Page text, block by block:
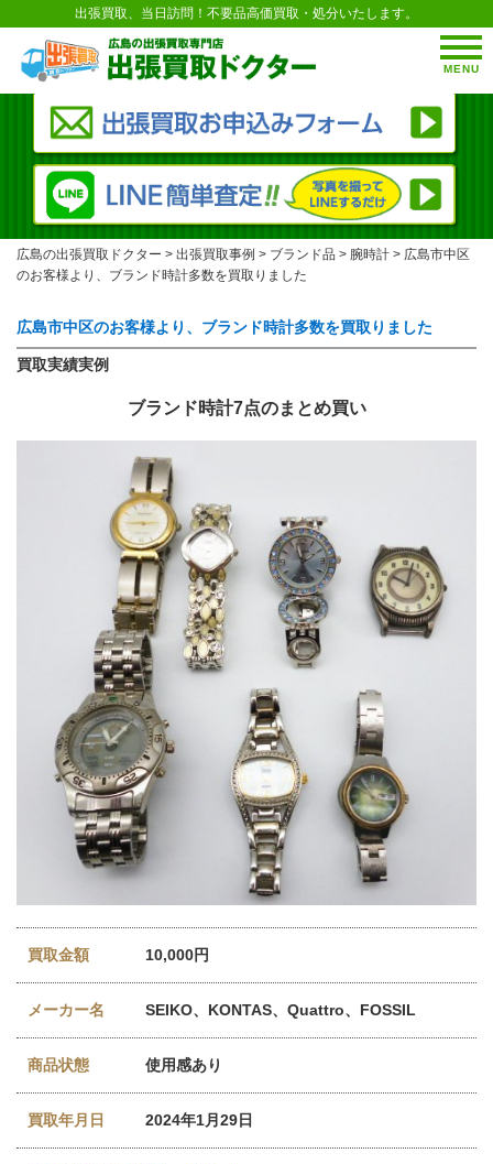
MENU
出張買取、当日訪問！不要品高価買取・処分いたします。
広島の出張買取ドクター > 出張買取事例 > ブランド品 > 腕時計 > 広島市中区
のお客様より、ブランド時計多数を買取りました
広島市中区のお客様より、ブランド時計多数を買取りました
買取実績実例
ブランド時計7点のまとめ買い
買取金額 10,000円
メーカー名 SEIKO、KONTAS、Quattro、FOSSIL
商品状態 使用感あり
買取年月日 2024年1月29日